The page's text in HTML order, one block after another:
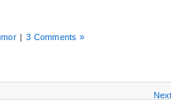
| 3 Comments »